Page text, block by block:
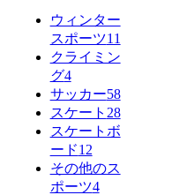
ウィンター
スポーツ11
クライミン
グ4
サッカー58
スケート 28
スケートボ
ード12
その他のス
ポーツ4